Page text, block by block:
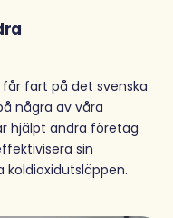
fart på det svenska
några av våra
hjälpt andra företag
sin